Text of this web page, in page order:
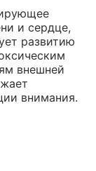
и сердце,
развитию
внешней
внимания.